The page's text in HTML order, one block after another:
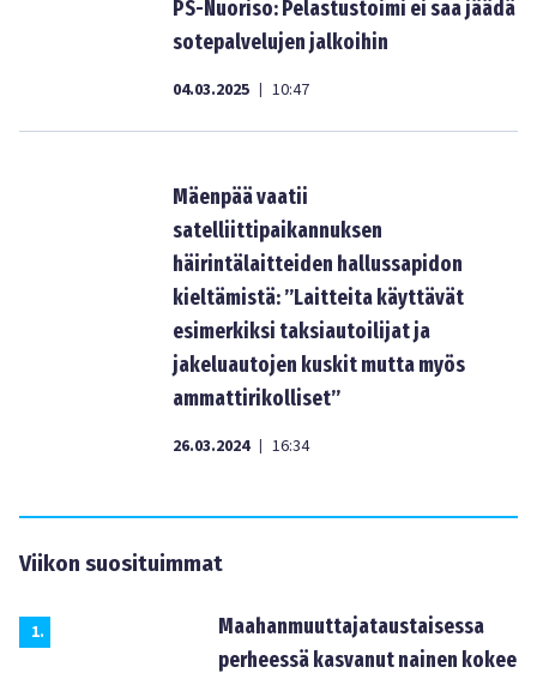
PS-Nuoriso: Pelastustoimi ei saa jäädä
sotepalvelujen jalkoihin
04.03.2025 | 10:47
Mäenpää vaatii
satelliittipaikannuksen
häirintälaitteiden hallussapidon
kieltämistä: ”Laitteita käyttävät
esimerkiksi taksiautoilijat ja
jakeluautojen kuskit mutta myös
ammattirikolliset”
26.03.2024 | 16:34
Viikon suosituimmat
1.
Maahanmuuttajataustaisessa
perheessä kasvanut nainen kokee